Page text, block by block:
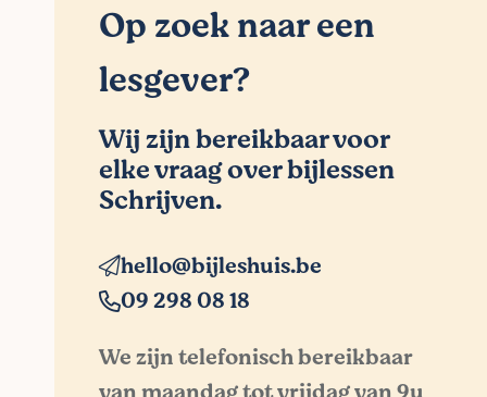
Op zoek naar een
lesgever?
Wij zijn bereikbaar voor
elke vraag over bijlessen
Schrijven.
hello@bijleshuis.be
09 298 08 18
We zijn telefonisch bereikbaar